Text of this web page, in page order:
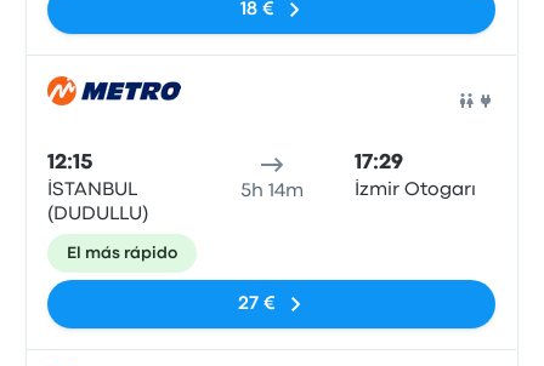
18 €
12:15
İSTANBUL
(DUDULLU)
5h 14m
17:29
İzmir Otogarı
El más rápido
27 €